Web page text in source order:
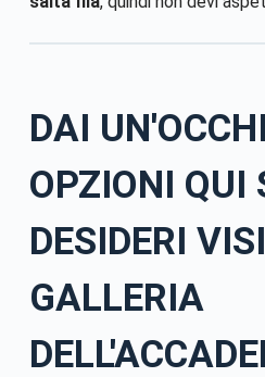
DAI
OPZIONI QUI
DESIDERI
GALLERIA